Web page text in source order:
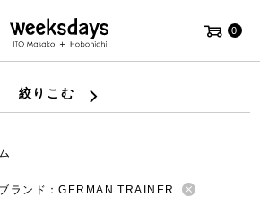
0
絞りこむ
ブランド：GERMAN TRAINER